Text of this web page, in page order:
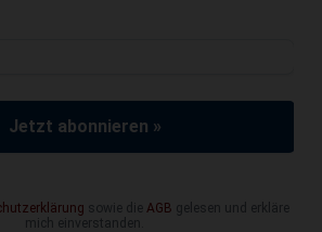
Jetzt abonnieren »
sowie die AGB gelesen und erkläre
mich einverstanden.